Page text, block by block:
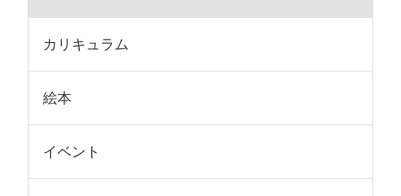
カリキュラム
絵本
イベント